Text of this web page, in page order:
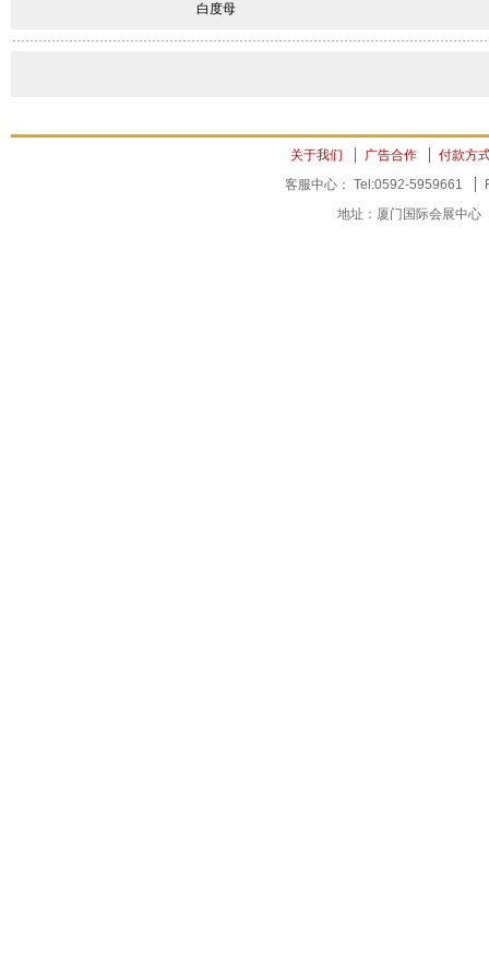
白度母
关于我们 广告合作
付款方
客服中心： Tel:0592-5959661
地址：厦门国际会展中心